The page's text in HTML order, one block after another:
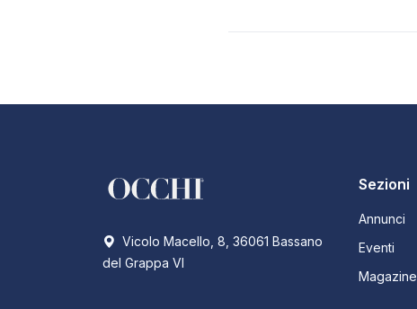
Vicolo Macello, 8, 36061 Bassano
del Grappa VI
Sezioni
Annunci
Eventi
Magazine